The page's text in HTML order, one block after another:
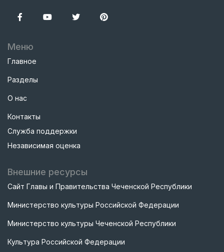
Меню
Главное
Разделы
О нас
Контакты
Служба поддержки
Независимая оценка
Внешние ресурсы
Сайт Главы и Правительства Чеченской Республики
Министерство культуры Российской Федерации
Министерство культуры Чеченской Республики
Культура Российской Федерации